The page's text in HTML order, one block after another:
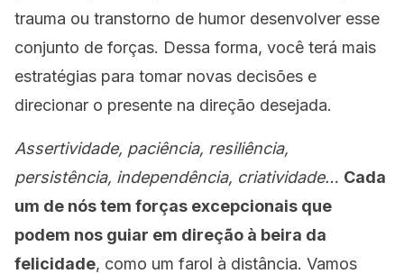
trauma ou transtorno de humor desenvolver esse
conjunto de forças. Dessa forma, você terá mais
estratégias para tomar novas decisões e
direcionar o presente na direção desejada.
Assertividade, paciência, resiliência,
persistência, independência, criatividade… Cada
um de nós tem forças excepcionais que
podem nos guiar em direção à beira da
felicidade, como um farol à distância. Vamos